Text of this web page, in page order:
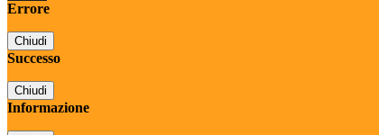
Errore
Chiudi
Successo
Chiudi
Informazione